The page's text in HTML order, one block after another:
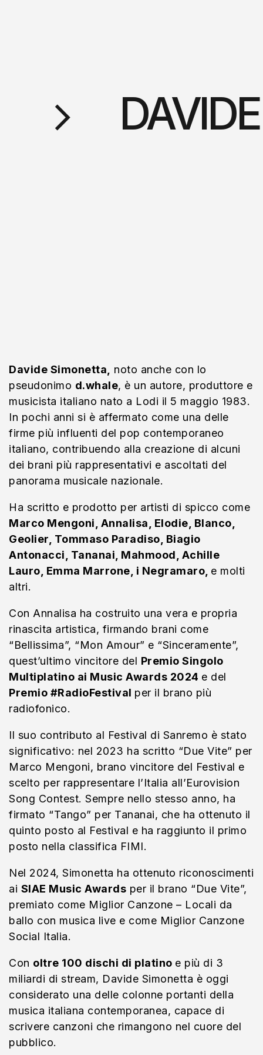
Davide Simonetta, noto anche con lo
pseudonimo d.whale, è un autore, produttore e
musicista italiano nato a Lodi il 5 maggio 1983.
In pochi anni si è affermato come una delle
firme più influenti del pop contemporaneo
italiano, contribuendo alla creazione di alcuni
dei brani più rappresentativi e ascoltati del
panorama musicale nazionale.
Ha scritto e prodotto per artisti di spicco come
Marco Mengoni, Annalisa, Elodie, Blanco,
Geolier, Tommaso Paradiso, Biagio
Antonacci, Tananai, Mahmood, Achille
Lauro, Emma Marrone, i Negramaro, e molti
altri.
Con Annalisa ha costruito una vera e propria
rinascita artistica, firmando brani come
“Bellissima”, “Mon Amour” e “Sinceramente”,
quest’ultimo vincitore del Premio Singolo
Multiplatino ai Music Awards 2024 e del
Premio #RadioFestival per il brano più
radiofonico.
Il suo contributo al Festival di Sanremo è stato
significativo: nel 2023 ha scritto “Due Vite” per
Marco Mengoni, brano vincitore del Festival e
scelto per rappresentare l’Italia all’Eurovision
Song Contest. Sempre nello stesso anno, ha
firmato “Tango” per Tananai, che ha ottenuto il
quinto posto al Festival e ha raggiunto il primo
posto nella classifica FIMI.
Nel 2024, Simonetta ha ottenuto riconoscimenti
ai SIAE Music Awards per il brano “Due Vite”,
premiato come Miglior Canzone – Locali da
ballo con musica live e come Miglior Canzone
Social Italia.
Con oltre 100 dischi di platino e più di 3
miliardi di stream, Davide Simonetta è oggi
considerato una delle colonne portanti della
musica italiana contemporanea, capace di
scrivere canzoni che rimangono nel cuore del
pubblico.